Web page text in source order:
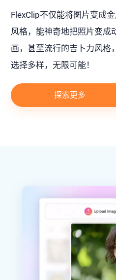
FlexClip不仅能将图片变成
风格，能神奇地把照片变成
画，甚至流行的吉卜力风格
选择多样，无限可能！
探索更多